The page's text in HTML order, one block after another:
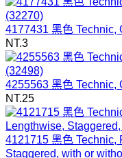
4177431 黑色 Technic,
NT.3
4255563 黑色 Technic,
NT.25
4121715 黑色 Technic,
Staggered, with or